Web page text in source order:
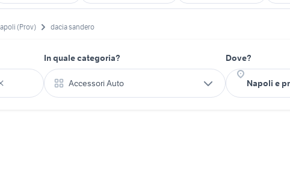
(Prov) dacia sandero
In quale categoria?
Accessori Auto
Dove?